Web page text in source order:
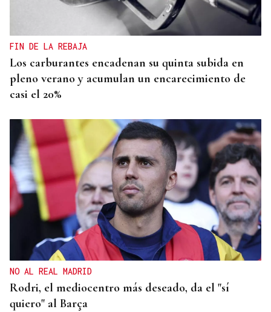
Vídeo | Se desata un incendio forestal en una
FIN DE LA REBAJA
Los carburantes encadenan su quinta subida en
pleno verano y acumulan un encarecimiento de
casi el 20%
NO AL REAL MADRID
Rodri, el mediocentro más deseado, da el "sí
quiero" al Barça